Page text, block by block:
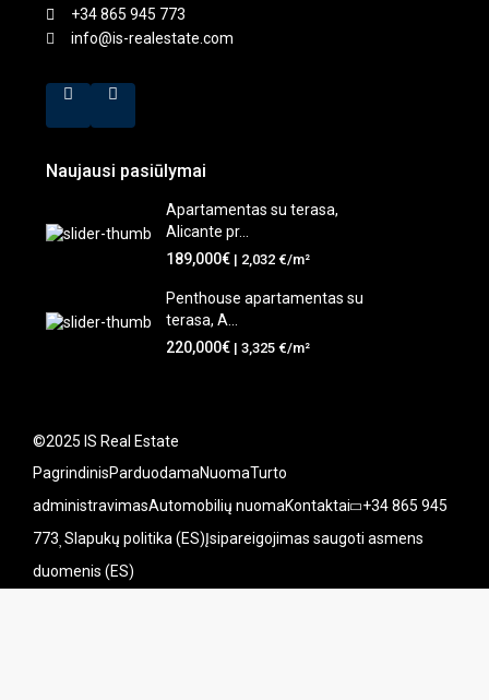
+34 865 945 773
info@is-realestate.com
Naujausi pasiūlymai
Apartamentas su terasa,
Alicante pr...
189,000€ | 2,032 €/m²
Penthouse apartamentas su
terasa, A...
220,000€ | 3,325 €/m²
©2025 IS Real Estate
PagrindinisParduodamaNuomaTurto
administravimasAutomobilių nuomaKontaktai +34 865 945
773 Slapukų politika (ES)Įsipareigojimas saugoti asmens
duomenis (ES)